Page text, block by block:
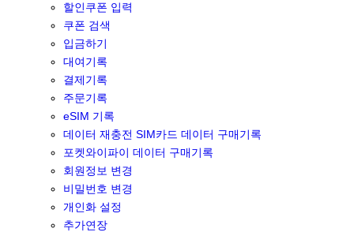
할인쿠폰 입력
쿠폰 검색
입금하기
대여기록
결제기록
주문기록
eSIM 기록
데이터 재충전 SIM카드 데이터 구매기록
포켓와이파이 데이터 구매기록
회원정보 변경
비밀번호 변경
개인화 설정
추가연장
한국 eSIM
대만 eSIM
기타 아시아 eSIM
eSIM 개통 설명서
포켓와이파이&데이터 구매
포켓와이파이 구매
일본 DATA
기타 아시아 DATA
MACARON DATA
DATA 이용 설명서
유심 구매
일본유심
한국유심